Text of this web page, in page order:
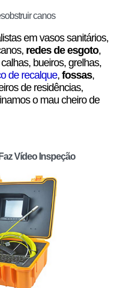
canos
em vasos sanitários,
redes de esgoto,
bueiros, grelhas,
de recalque, fossas,
de residências,
o mau cheiro de
Vídeo Inspeção